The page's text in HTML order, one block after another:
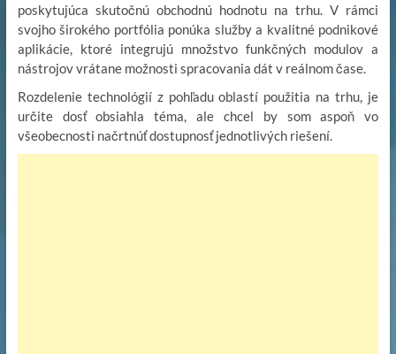
poskytujúca skutočnú obchodnú hodnotu na trhu. V rámci
svojho širokého portfólia ponúka služby a kvalitné podnikové
aplikácie, ktoré integrujú množstvo funkčných modulov a
nástrojov vrátane možnosti spracovania dát v reálnom čase.
Rozdelenie technológií z pohľadu oblastí použitia na trhu, je
určite dosť obsiahla téma, ale chcel by som aspoň vo
všeobecnosti načrtnúť dostupnosť jednotlivých riešení.